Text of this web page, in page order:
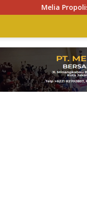
Melia Propolis Asli